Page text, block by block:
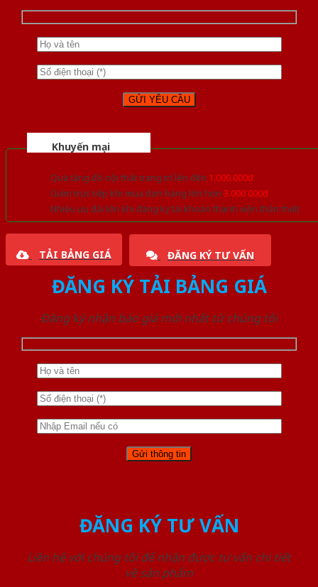
Khuyến mại
Quà tặng đồ nội thất trang trí lên đến 1.000.000đ
Giảm trực tiếp khi mua đơn hàng lớn hơn 3.000.000đ
Nhiều ưu đãi lớn khi đăng ký tài khoản thành viên thân thiết
TẢI BẢNG GIÁ ĐĂNG KÝ TƯ VẤN
ĐĂNG KÝ TẢI BẢNG GIÁ
Đăng ký nhận báo giá mới nhất từ chúng tôi
ĐĂNG KÝ TƯ VẤN
Liên hệ với chúng tôi để nhận được tư vấn chi tiết
về sản phẩm